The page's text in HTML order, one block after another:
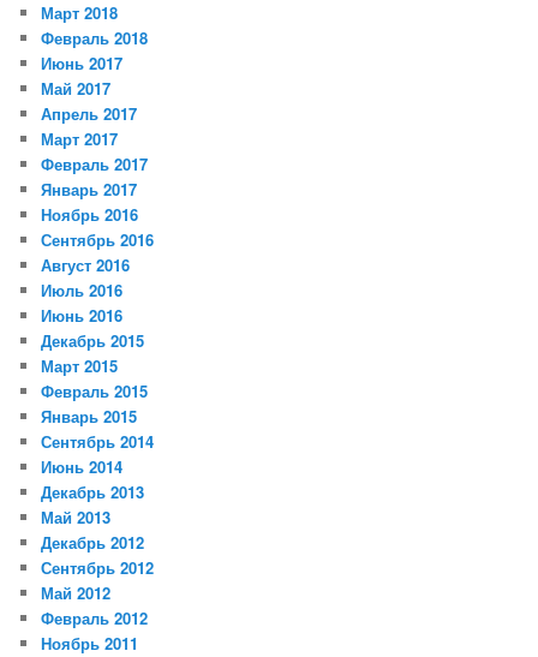
Март 2018
Февраль 2018
Июнь 2017
Май 2017
Апрель 2017
Март 2017
Февраль 2017
Январь 2017
Ноябрь 2016
Сентябрь 2016
Август 2016
Июль 2016
Июнь 2016
Декабрь 2015
Март 2015
Февраль 2015
Январь 2015
Сентябрь 2014
Июнь 2014
Декабрь 2013
Май 2013
Декабрь 2012
Сентябрь 2012
Май 2012
Февраль 2012
Ноябрь 2011